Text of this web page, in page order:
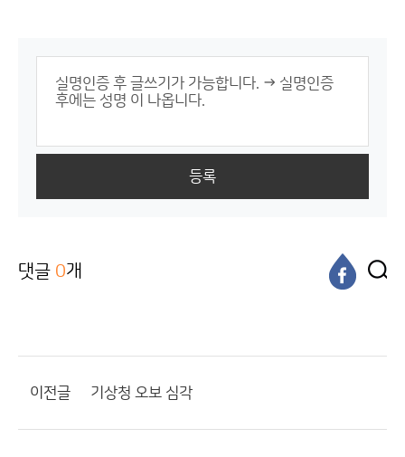
등록
댓글 0개
이전글 기상청 오보 심각